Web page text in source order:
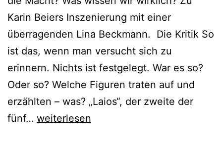
Karin Beiers Inszenierung mit einer
überragenden Lina Beckmann. Die Kritik So
ist das, wenn man versucht sich zu
erinnern. Nichts ist festgelegt. War es so?
Oder so? Welche Figuren traten auf und
erzählten – was? „Laios“, der zweite der
fünf… ANTHROPOLIS
weiterlesen